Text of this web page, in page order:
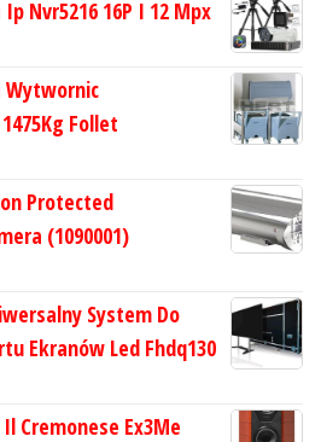
Nvr5216 16P I 12 Mpx
Wytwornic
Follet
Protected
(1090001)
System Do
Ekranów Led Fhdq130
Cremonese Ex3Me